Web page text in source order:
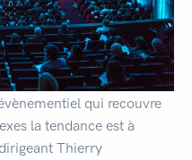
qui recouvre
la tendance est à
Thierry